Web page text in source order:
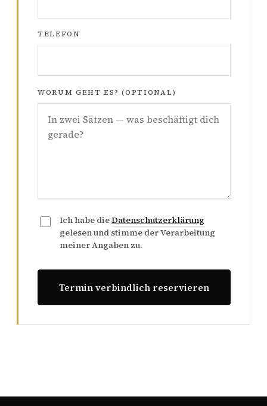
TELEFON
WORUM GEHT ES? (OPTIONAL)
Ich habe dieDatenschutzerklärung
gelesen und stimme der Verarbeitung
meiner Angaben zu.
Termin verbindlich reservieren